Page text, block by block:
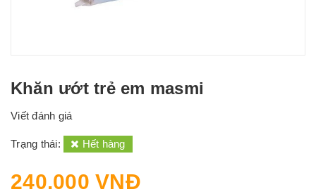
Khăn ướt trẻ em masmi
Viết đánh giá
Trạng thái: Hết hàng
240.000 VNĐ